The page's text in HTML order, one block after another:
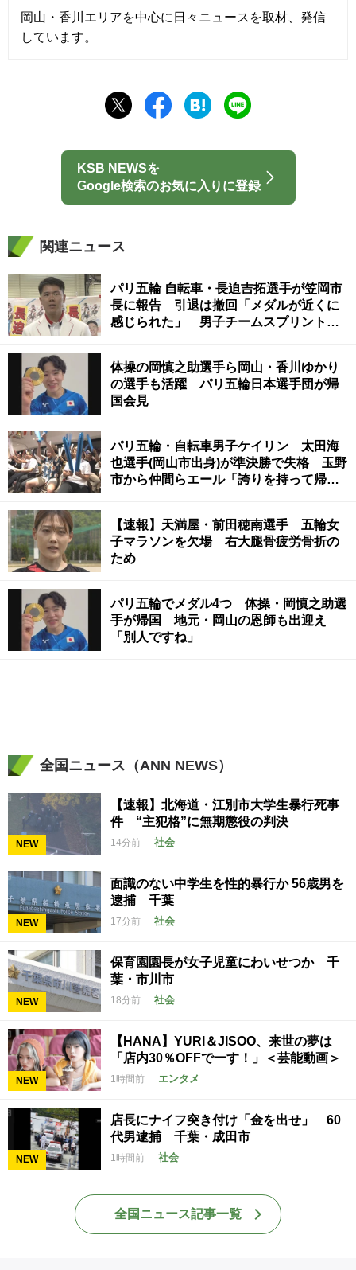
岡山・香川エリアを中心に日々ニュースを取材、発信
しています。
KSB NEWSを
Google検索のお気に入りに登録
関連ニュース
パリ五輪 自転車・長迫吉拓選手が笠岡市
長に報告 引退は撤回「メダルが近くに
感じられた」 男子チームスプリントで5
体操の岡慎之助選手ら岡山・香川ゆかり
の選手も活躍 パリ五輪日本選手団が帰
国会見
パリ五輪・自転車男子ケイリン 太田海
也選手(岡山市出身)が準決勝で失格 玉野
市から仲間らエール「誇りを持って帰っ
【速報】天満屋・前田穂南選手 五輪女
子マラソンを欠場 右大腿骨疲労骨折の
ため
パリ五輪でメダル4つ 体操・岡慎之助選
手が帰国 地元・岡山の恩師も出迎え
「別人ですね」
全国ニュース（ANN NEWS）
NEW
【速報】北海道・江別市大学生暴行死事
件 “主犯格”に無期懲役の判決
14分前 社会
NEW
面識のない中学生を性的暴行か 56歳男を
逮捕 千葉
17分前 社会
NEW
保育園園長が女子児童にわいせつか 千
葉・市川市
18分前 社会
NEW
【HANA】YURI＆JISOO、来世の夢は
「店内30％OFFでーす！」＜芸能動画＞
1時間前 エンタメ
NEW
店長にナイフ突き付け「金を出せ」 60
代男逮捕 千葉・成田市
1時間前 社会
全国ニュース記事一覧